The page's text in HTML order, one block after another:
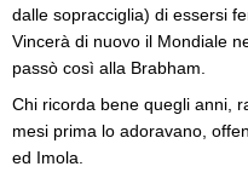
dalle sopracciglia) di essersi
Vincerà di nuovo il Mondiale
passò così alla Brabham.
Chi ricorda bene quegli anni,
mesi prima lo adoravano,
ed Imola.